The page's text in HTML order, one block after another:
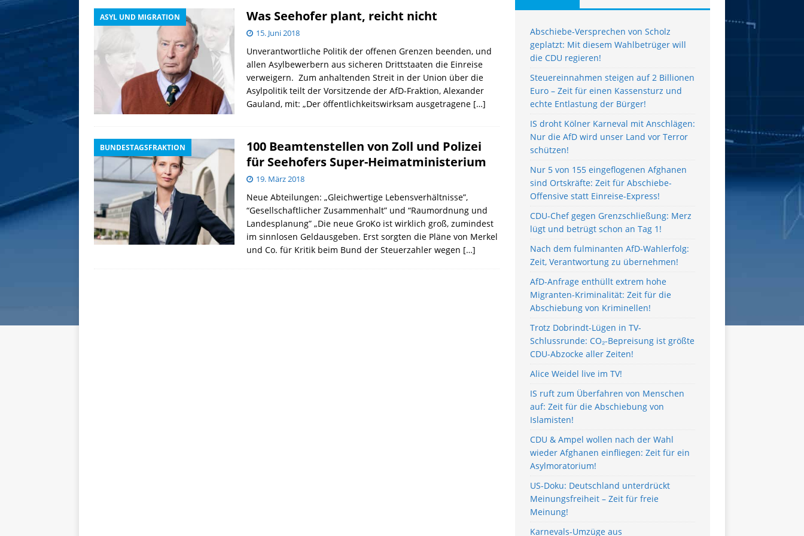
ASYL UND MIGRATION Was Seehofer plant, reicht nicht
15. Juni 2018
Unverantwortliche Politik der offenen Grenzen beenden, und
allen Asylbewerbern aus sicheren Drittstaaten die Einreise
verweigern. Zum anhaltenden Streit in der Union über die
Asylpolitik teilt der Vorsitzende der AfD-Fraktion, Alexander
Gauland, mit: „Der öffentlichkeitswirksam ausgetragene […]
BUNDESTAGSFRAKTION
100 Beamtenstellen von Zoll und Polizei
für Seehofers Super-Heimatministerium
19. März 2018
Neue Abteilungen: „Gleichwertige Lebensverhältnisse”,
“Gesellschaftlicher Zusammenhalt” und “Raumordnung und
Landesplanung” „Die neue GroKo ist wirklich groß, zumindest
im sinnlosen Geldausgeben. Erst sorgten die Pläne von Merkel
und Co. für Kritik beim Bund der Steuerzahler wegen […]
Abschiebe-Versprechen von Scholz
geplatzt: Mit diesem Wahlbetrüger will
die CDU regieren!
Steuereinnahmen steigen auf 2 Billionen
Euro – Zeit für einen Kassensturz und
echte Entlastung der Bürger!
IS droht Kölner Karneval mit Anschlägen:
Nur die AfD wird unser Land vor Terror
schützen!
Nur 5 von 155 eingeflogenen Afghanen
sind Ortskräfte: Zeit für Abschiebe-
Offensive statt Einreise-Express!
CDU-Chef gegen Grenzschließung: Merz
lügt und betrügt schon an Tag 1!
Nach dem fulminanten AfD-Wahlerfolg:
Zeit, Verantwortung zu übernehmen!
AfD-Anfrage enthüllt extrem hohe
Migranten-Kriminalität: Zeit für die
Abschiebung von Kriminellen!
Trotz Dobrindt-Lügen in TV-
Schlussrunde: CO₂-Bepreisung ist größte
CDU-Abzocke aller Zeiten!
Alice Weidel live im TV!
IS ruft zum Überfahren von Menschen
auf: Zeit für die Abschiebung von
Islamisten!
CDU & Ampel wollen nach der Wahl
wieder Afghanen einfliegen: Zeit für ein
Asylmoratorium!
US-Doku: Deutschland unterdrückt
Meinungsfreiheit – Zeit für freie
Meinung!
Karnevals-Umzüge aus